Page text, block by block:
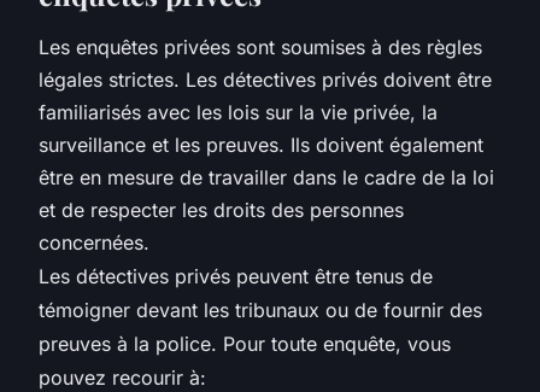
Les enquêtes privées sont soumises à des règles
légales strictes. Les détectives privés doivent être
familiarisés avec les lois sur la vie privée, la
surveillance et les preuves. Ils doivent également
être en mesure de travailler dans le cadre de la loi
et de respecter les droits des personnes
concernées.
Les détectives privés peuvent être tenus de
témoigner devant les tribunaux ou de fournir des
preuves à la police. Pour toute enquête, vous
pouvez recourir à: